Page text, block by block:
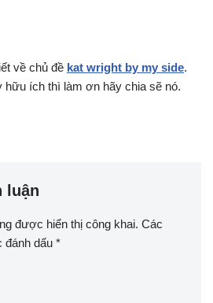
về chủ đề kat wright by my side.
hữu ích thì làm ơn hãy chia sẽ nó.
luận
được hiển thị công khai. Các
đánh dấu *